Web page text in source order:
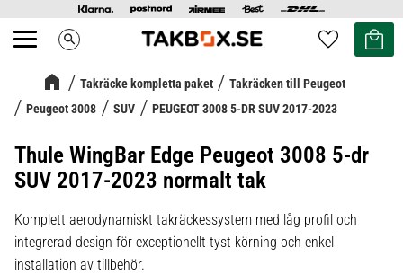
Meny search Favoriter
Kundvagn
Takräcke kompletta paket
Takräcken till Peugeot
Peugeot 3008
SUV PEUGEOT 3008 5-DR SUV 2017-2023
Thule WingBar Edge Peugeot 3008 5-dr
SUV 2017-2023 normalt tak
Komplett aerodynamiskt takräckessystem med låg profil och
integrerad design för exceptionellt tyst körning och enkel
installation av tillbehör.